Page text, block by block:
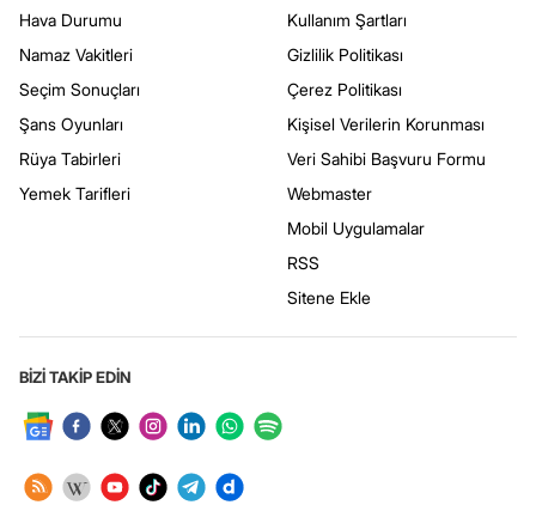
Hava Durumu
Namaz Vakitleri
Seçim Sonuçları
Şans Oyunları
Rüya Tabirleri
Yemek Tarifleri
Kullanım Şartları
Gizlilik Politikası
Çerez Politikası
Kişisel Verilerin Korunması
Veri Sahibi Başvuru Formu
Webmaster
Mobil Uygulamalar
RSS
Sitene Ekle
BİZİ TAKİP EDİN